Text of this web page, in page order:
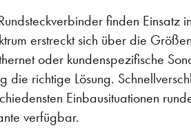
finden Einsatz
erstreckt sich über die
oder kundenspezifische
die richtige Lösung.
Einbausituationen
verfügbar.